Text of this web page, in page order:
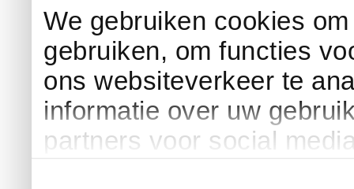
We gebruiken cookies
gebruiken, om functies
ons websiteverkeer te
informatie over uw
partners voor social